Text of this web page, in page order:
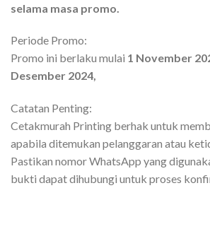
selama masa promo.
Periode Promo:
Promo ini berlaku mulai 1 November
Desember 2024,
Catatan Penting:
Cetakmurah Printing berhak untuk
apabila ditemukan pelanggaran atau
Pastikan nomor WhatsApp yang
bukti dapat dihubungi untuk proses